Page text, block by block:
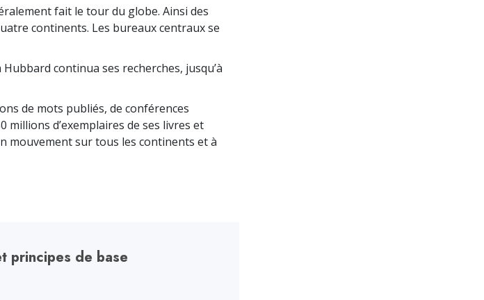
fait le tour du globe. Ainsi des
continents. Les bureaux centraux se
continua ses recherches, jusqu’à
de mots publiés, de conférences
millions d’exemplaires de ses livres et
mouvement sur tous les continents et à
principes de base